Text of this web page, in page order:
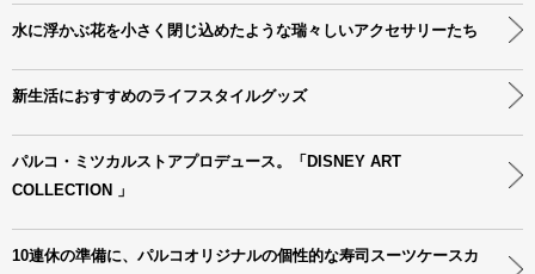
水に浮かぶ花を小さく閉じ込めたような瑞々しいアクセサリーたち
新生活におすすめのライフスタイルグッズ
パルコ・ミツカルストアプロデュース。「DISNEY ART
COLLECTION 」
10連休の準備に、パルコオリジナルの個性的な寿司スーツケースカ